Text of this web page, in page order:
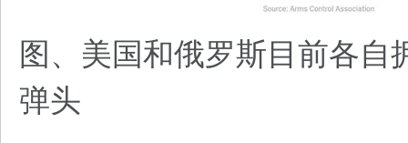
图、美国和俄罗斯目前各
弹头